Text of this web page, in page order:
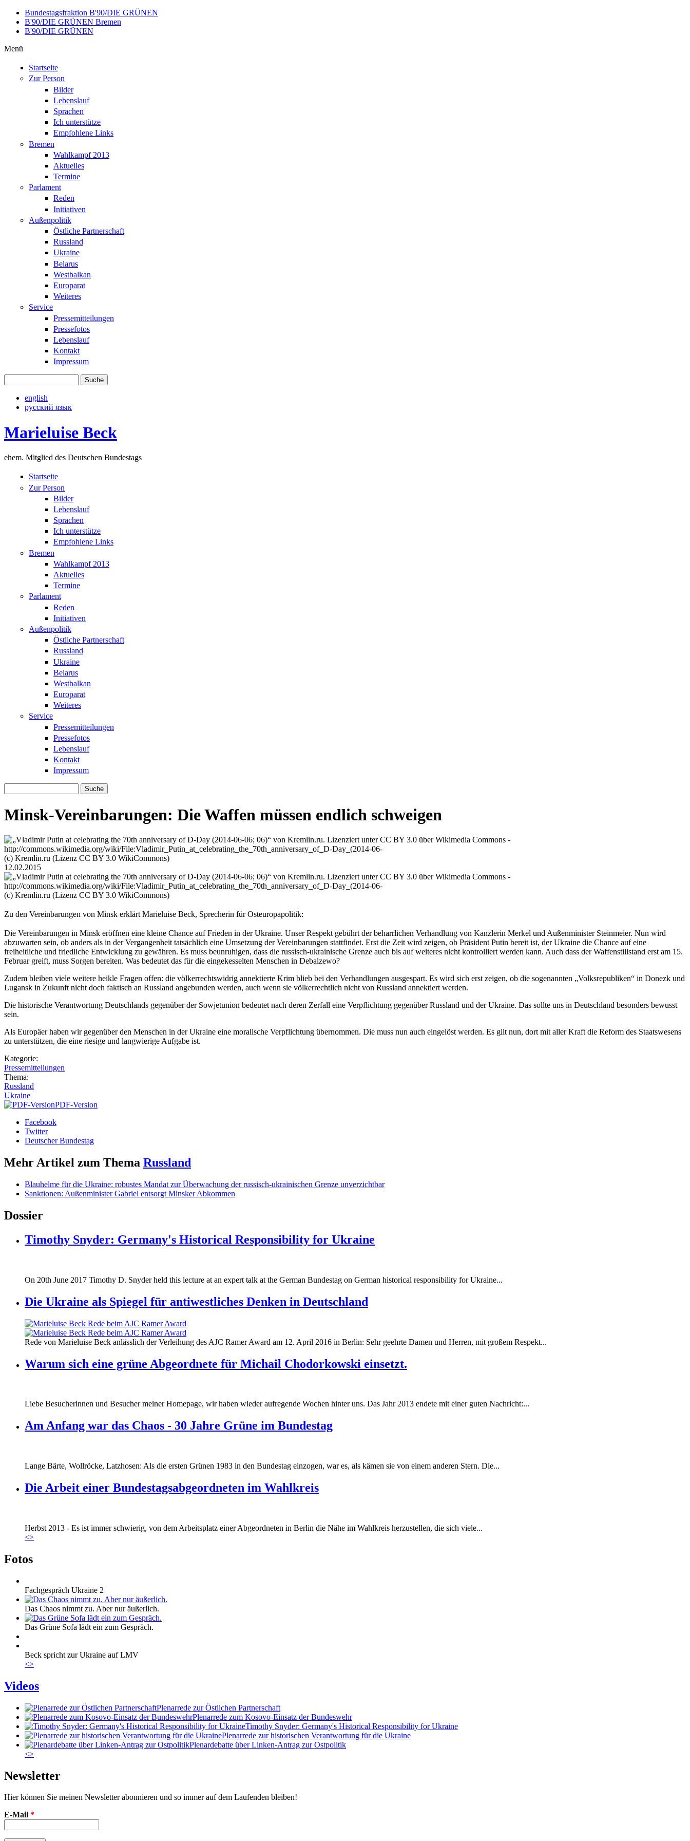
Direkt zum Inhalt
Bundestagsfraktion B'90/DIE GRÜNEN
B'90/DIE GRÜNEN Bremen
B'90/DIE GRÜNEN
Menü
Startseite
Zur Person
Bilder
Lebenslauf
Sprachen
Ich unterstütze
Empfohlene Links
Bremen
Wahlkampf 2013
Aktuelles
Termine
Parlament
Reden
Initiativen
Außenpolitik
Östliche Partnerschaft
Russland
Ukraine
Belarus
Westbalkan
Europarat
Weiteres
Service
Pressemitteilungen
Pressefotos
Lebenslauf
Kontakt
Impressum
english
русский язык
Marieluise Beck
ehem. Mitglied des Deutschen Bundestags
Startseite
Zur Person
Bilder
Lebenslauf
Sprachen
Ich unterstütze
Empfohlene Links
Bremen
Wahlkampf 2013
Aktuelles
Termine
Parlament
Reden
Initiativen
Außenpolitik
Östliche Partnerschaft
Russland
Ukraine
Belarus
Westbalkan
Europarat
Weiteres
Service
Pressemitteilungen
Pressefotos
Lebenslauf
Kontakt
Impressum
Minsk-Vereinbarungen: Die Waffen müssen endlich schweigen
vladimir_putin_at_celebrating_the_70th_anniversary_of_d-day_2014-06-06_06.jpeg
(c) Kremlin.ru (Lizenz CC BY 3.0 WikiCommons)
12.02.2015
vladimir_putin_at_celebrating_the_70th_anniversary_of_d-day_2014-06-06_06.jpeg
(c) Kremlin.ru (Lizenz CC BY 3.0 WikiCommons)
Zu den Vereinbarungen von Minsk erklärt Marieluise Beck, Sprecherin für Osteuropapolitik:
Die Vereinbarungen in Minsk eröffnen eine kleine Chance auf Frieden in der Ukraine. Unser Respekt gebührt der beharrlichen Verhandlung von Kanzlerin Merkel und Außenminister Steinmeier. Nun wird
abzuwarten sein, ob anders als in der Vergangenheit tatsächlich eine Umsetzung der Vereinbarungen stattfindet. Erst die Zeit wird zeigen, ob Präsident Putin bereit ist, der Ukraine die Chance auf eine
freiheitliche und friedliche Entwicklung zu gewähren. Es muss beunruhigen, dass die russisch-ukrainische Grenze auch bis auf weiteres nicht kontrolliert werden kann. Auch dass der Waffenstillstand erst am 15.
Februar greift, muss Sorgen bereiten. Was bedeutet das für die eingekesselten Menschen in Debalzewo?
Zudem bleiben viele weitere heikle Fragen offen: die völkerrechtswidrig annektierte Krim blieb bei den Verhandlungen ausgespart. Es wird sich erst zeigen, ob die sogenannten „Volksrepubliken“ in Donezk und
Lugansk in Zukunft nicht doch faktisch an Russland angebunden werden, auch wenn sie völkerrechtlich nicht von Russland annektiert werden.
Die historische Verantwortung Deutschlands gegenüber der Sowjetunion bedeutet nach deren Zerfall eine Verpflichtung gegenüber Russland und der Ukraine. Das sollte uns in Deutschland besonders bewusst
sein.
Als Europäer haben wir gegenüber den Menschen in der Ukraine eine moralische Verpflichtung übernommen. Die muss nun auch eingelöst werden. Es gilt nun, dort mit aller Kraft die Reform des Staatswesens
zu unterstützen, die eine riesige und langwierige Aufgabe ist.
Kategorie:
Pressemitteilungen
Thema:
Russland
Ukraine
PDF-Version
Facebook
Twitter
Deutscher Bundestag
Mehr Artikel zum Thema Russland
Blauhelme für die Ukraine: robustes Mandat zur Überwachung der russisch-ukrainischen Grenze unverzichtbar
Sanktionen: Außenminister Gabriel entsorgt Minsker Abkommen
Dossier
Timothy Snyder: Germany's Historical Responsibility for Ukraine
170620_fg_ukraine_timothy_snyder.jpg
170620_fg_ukraine_timothy_snyder.jpg
On 20th June 2017 Timothy D. Snyder held this lecture at an expert talk at the German Bundestag on German historical responsibility for Ukraine...
Die Ukraine als Spiegel für antiwestliches Denken in Deutschland
160412_ramer_award.jpg
160412_ramer_award.jpg
Rede von Marieluise Beck anlässlich der Verleihung des AJC Ramer Award am 12. April 2016 in Berlin: Sehr geehrte Damen und Herren, mit großem Respekt...
Warum sich eine grüne Abgeordnete für Michail Chodorkowski einsetzt.
Liebe Besucherinnen und Besucher meiner Homepage, wir haben wieder aufregende Wochen hinter uns. Das Jahr 2013 endete mit einer guten Nachricht:...
Am Anfang war das Chaos - 30 Jahre Grüne im Bundestag
Lange Bärte, Wollröcke, Latzhosen: Als die ersten Grünen 1983 in den Bundestag einzogen, war es, als kämen sie von einem anderen Stern. Die...
Die Arbeit einer Bundestagsabgeordneten im Wahlkreis
Marie_und_Wahlkreis.jpg
Marie_und_Wahlkreis.jpg
Herbst 2013 - Es ist immer schwierig, von dem Arbeitsplatz einer Abgeordneten in Berlin die Nähe im Wahlkreis herzustellen, die sich viele...
<>
Fotos
Fachgespräch Ukraine 2
Das Chaos nimmt zu. Aber nur äußerlich.
Das Grüne Sofa lädt ein zum Gespräch.
Beck spricht zur Ukraine auf LMV
<>
Videos
Plenarrede zur Östlichen Partnerschaft
Plenarrede zum Kosovo-Einsatz der Bundeswehr
Timothy Snyder: Germany's Historical Responsibility for Ukraine
Plenarrede zur historischen Verantwortung für die Ukraine
Plenardebatte über Linken-Antrag zur Ostpolitik
<>
Newsletter
Hier können Sie meinen Newsletter abonnieren und so immer auf dem Laufenden bleiben!
E-Mail *